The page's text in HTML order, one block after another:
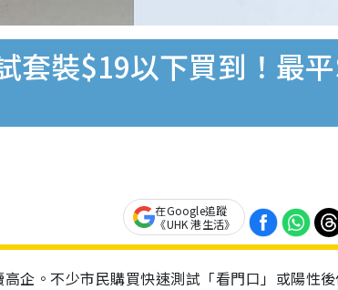
套裝$19以下買到！最
在Google追蹤
《UHK 港生活》
企。不少市民購買快速測試「看門口」或陽性